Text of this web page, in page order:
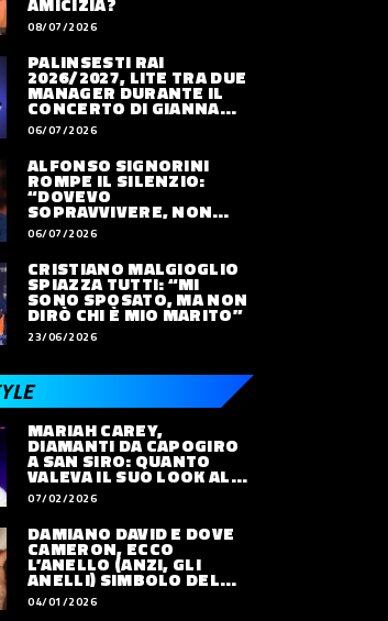
08/07/2026
PALINSESTI RAI
2026/2027, LITE TRA DUE
MANAGER DURANTE IL
CONCERTO DI GIANNA
NANNINI
06/07/2026
ALFONSO SIGNORINI
ROMPE IL SILENZIO:
“DOVEVO
SOPRAVVIVERE, NON
VIVERE”
06/07/2026
CRISTIANO MALGIOGLIO
SPIAZZA TUTTI: “MI
SONO SPOSATO, MA NON
DIRÒ CHI È MIO MARITO”
23/06/2026
MARIAH CAREY,
DIAMANTI DA CAPOGIRO
A SAN SIRO: QUANTO
VALEVA IL SUO LOOK ALLE
OLIMPIADI
07/02/2026
DAMIANO DAVID E DOVE
CAMERON, ECCO
L’ANELLO (ANZI, GLI
ANELLI) SIMBOLO DEL
LORO AMORE
04/01/2026